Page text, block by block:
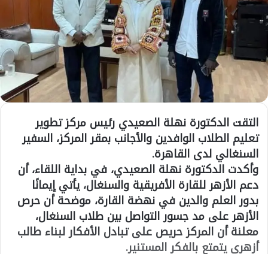
التقت الدكتورة نهلة الصعيدي رئيس مركز تطوير
تعليم الطلاب الوافدين والأجانب بمقر المركز، السفير
السنغالي لدى القاهرة.
وأكدت الدكتورة نهلة الصعيدي، في بداية اللقاء، أن
دعم الأزهر للقارة الأفريقية والسنغال، يأتي إيمانًا
بدور العلم والدين في نهضة القارة، موضحة أن حرص
الأزهر على مد جسور التواصل بين طلاب السنغال،
معلنة أن المركز حريص على تبادل الأفكار لبناء طالب
أزهري يتمتع بالفكر المستنير.